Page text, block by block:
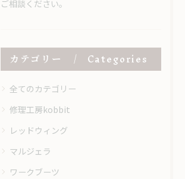
ご相談ください。
カテゴリー Categories
全てのカテゴリー
修理工房kobbit
レッドウィング
マルジェラ
ワークブーツ